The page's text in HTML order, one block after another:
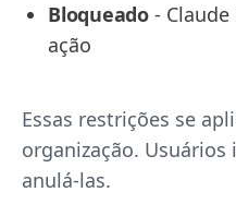
Bloqueado- Claude
ação
Essas restrições se
organização.
anulá-las.